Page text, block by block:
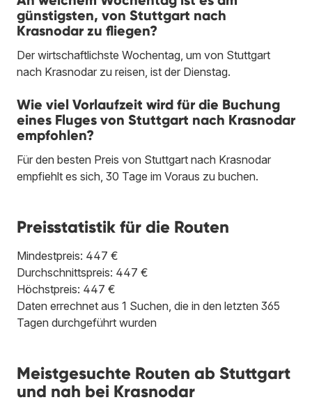
günstigsten, von Stuttgart nach
Krasnodar zu fliegen?
Der wirtschaftlichste Wochentag, um von Stuttgart
nach Krasnodar zu reisen, ist der Dienstag.
Wie viel Vorlaufzeit wird für die Buchung
eines Fluges von Stuttgart nach Krasnodar
empfohlen?
Für den besten Preis von Stuttgart nach Krasnodar
empfiehlt es sich, 30 Tage im Voraus zu buchen.
Preisstatistik für die Routen
Mindestpreis: 447 €
Durchschnittspreis: 447 €
Höchstpreis: 447 €
Daten errechnet aus 1 Suchen, die in den letzten 365
Tagen durchgeführt wurden
Meistgesuchte Routen ab Stuttgart
und nah bei Krasnodar